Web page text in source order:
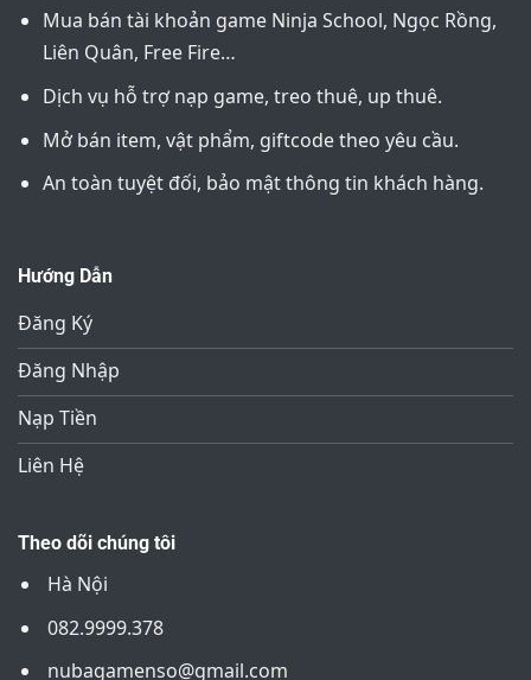
Mua bán tài khoản game Ninja School, Ngọc Rồng,
Liên Quân, Free Fire…
Dịch vụ hỗ trợ nạp game, treo thuê, up thuê.
Mở bán item, vật phẩm, giftcode theo yêu cầu.
An toàn tuyệt đối, bảo mật thông tin khách hàng.
Hướng Dẫn
Đăng Ký
Đăng Nhập
Nạp Tiền
Liên Hệ
Theo dõi chúng tôi
Hà Nội
082.9999.378
nubagamenso@gmail.com